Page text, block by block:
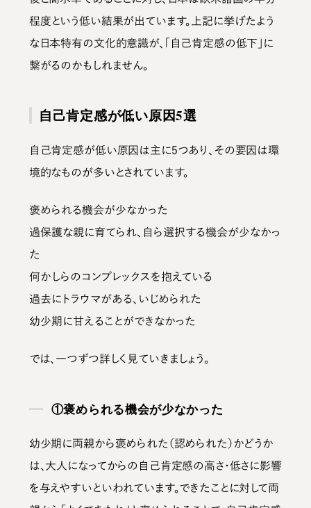
程度という低い結果が出ています。上記に挙げたよう
な日本特有の文化的意識が、「自己肯定感の低下」に
繋がるのかもしれません。
自己肯定感が低い原因5選
自己肯定感が低い原因は主に5つあり、その要因は環
境的なものが多いとされています。
褒められる機会が少なかった
過保護な親に育てられ、自ら選択する機会が少なかっ
た
何かしらのコンプレックスを抱えている
過去にトラウマがある、いじめられた
幼少期に甘えることができなかった
では、一つずつ詳しく見ていきましょう。
①褒められる機会が少なかった
幼少期に両親から褒められた（認められた）かどうか
は、大人になってからの自己肯定感の高さ・低さに影響
を与えやすいといわれています。できたことに対して両